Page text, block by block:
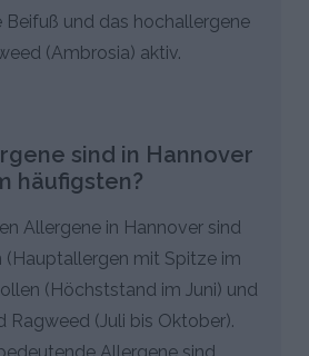
Beifuß und das hochallergene
(Ambrosia) aktiv.
sind in Hannover
häufigsten?
Allergene in Hannover sind
(Hauptallergen mit Spitze im
(Höchststand im Juni) und
Ragweed (Juli bis Oktober).